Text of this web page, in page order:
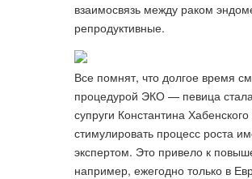
взаимосвязь между раком
репродуктивные.
Все помнят, что долгое время
процедурой ЭКО — певица
супруги Константина
стимулировать процесс роста
экспертом. Это привело к
например, ежегодно только в